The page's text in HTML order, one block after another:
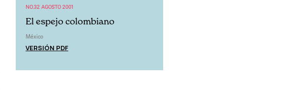
NO.32 AGOSTO 2001
El espejo colombiano
México
VERSIÓN PDF